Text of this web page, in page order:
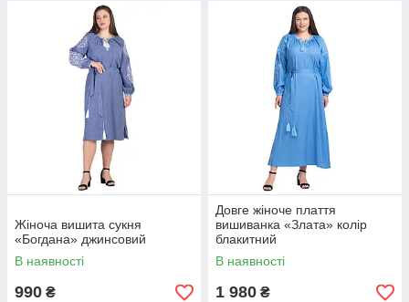
Жіноча вишита сукня
«Богдана» джинсовий
В наявності
990 ₴
Довге жіноче плаття
вишиванка «Злата» колір
блакитний
В наявності
1 980 ₴